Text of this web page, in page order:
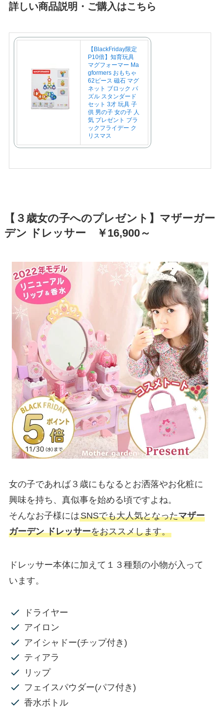
詳しい商品説明・ご購入はこちら
【BlackFriday限定
P10倍】知育玩具
マグフォーマー Ma
gformers おもちゃ
62ピース 磁石 マグ
ネット ブロック パ
ズル スタンダード
セット 3才 玩具 子
供 男の子 女の子 人
気 プレゼント ブラ
ックフライデー ク
リスマス
【３歳女の子へのプレゼント】マザーガー
デン ドレッサー ￥16,900～
女の子であれば３歳にもなるとお洒落やお化粧に
興味を持ち、真似事を始める頃ですよね。
そんなお子様にはSNSでも大人気となったマザー
ガーデン ドレッサーをおススメします。
ドレッサー本体に加えて１３種類の小物が入って
います。
ドライヤー
アイロン
アイシャドー(チップ付き)
ティアラ
リップ
フェイスパウダー(パフ付き)
香水ボトル